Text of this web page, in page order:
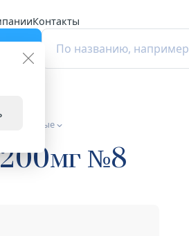
Контакты
По названию, например
системные
№8